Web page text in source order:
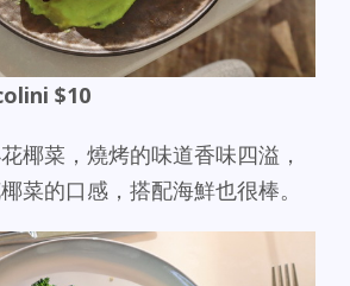
$10
椰菜，燒烤的味道香味四溢，
菜的口感，搭配海鮮也很棒。